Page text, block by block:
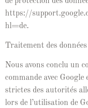
https://
hl=de.
Traite­ment des
Nous avons con­clu un
com­mande avec
strictes des autorités
lors de l’u­til­i­sa­tion de